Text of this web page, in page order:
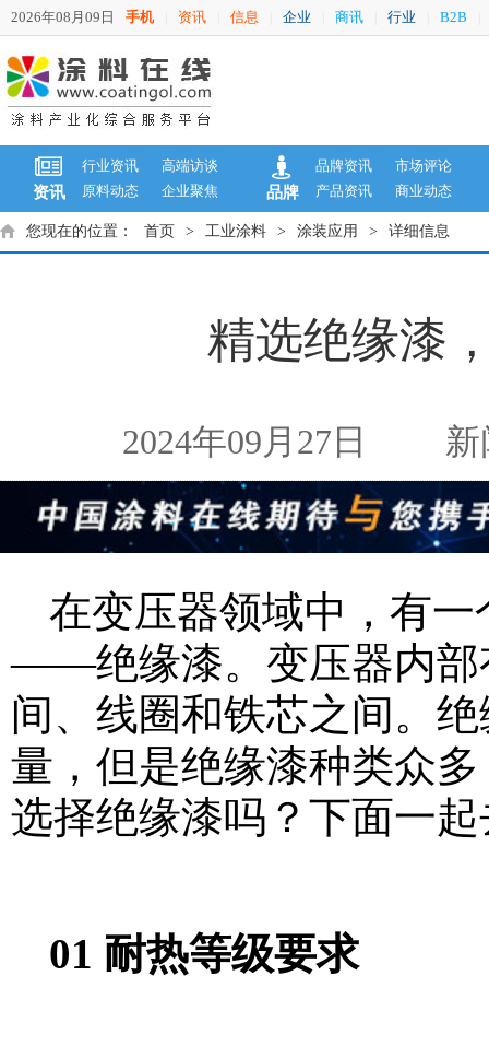
2026年08月09日 手机 资讯 信息 企业 商讯 行业 B2B
资讯
行业资讯
高端访谈
原料动态
企业聚焦 品牌
品牌资讯
市场评论
产品资讯
商业动态
您现在的位置： 首页 > 工业涂料 > 涂装应用 > 详细信息
精选绝缘漆
2024年09月27日 新
在变压器领域中，有
——绝缘漆。变压器内部
间、线圈和铁芯之间。
量，但是绝缘漆种类众
选择绝缘漆吗？下面一
01 耐热等级要求